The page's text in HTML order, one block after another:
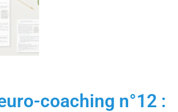
coaching n°12 :